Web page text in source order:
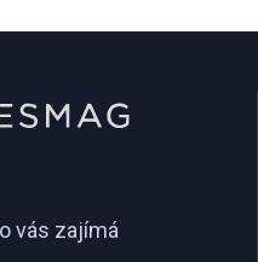
vás zajímá